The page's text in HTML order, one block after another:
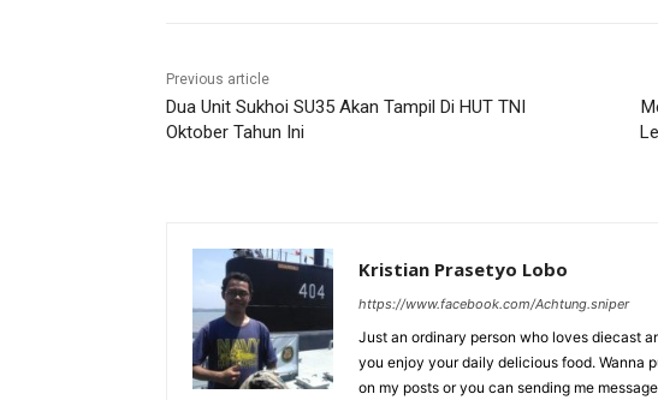
Previous article
Dua Unit Sukhoi SU35 Akan Tampil Di HUT TNI
Oktober Tahun Ini
Kristian Prasetyo Lobo
https://www.facebook.com/Achtung.sniper
Just an ordinary person who loves diecast
you enjoy your daily delicious food. Wanna
on my posts or you can sending me